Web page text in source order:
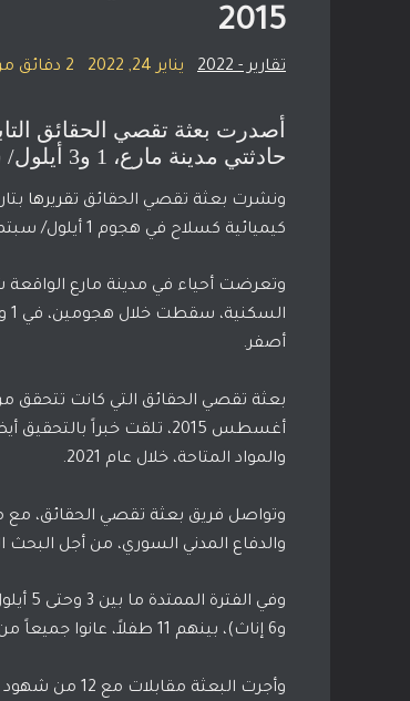
2015
تقارير - 2022 يناير 24, 2022 2 دقائق من القراءة
أصدرت بعثة تقصي الحقائق
حادثتي مدينة مارع، 1 و3 أيلول/ سبتمبر 2015.
ونشرت بعثة تقصي الحقائق تقريرها
كيميائية كسلاح في هجوم 1 أيلول/ سبتمبر 2015.
وتعرضت أحياء في مدينة مارع
أصفر.
بعثة تقصي الحقائق التي كانت تتحقق
والمواد المتاحة، خلال عام 2021.
وتواصل فريق بعثة تقصي الحقائق، مع
والدفاع المدني السوري، من أجل البحث
و6 إناث)، بينهم 11 طفلاً، عانوا جميعاً من حالات تهيج كيميائي، نقلوا جميعاً إلى المشفى الميداني في المدينة.